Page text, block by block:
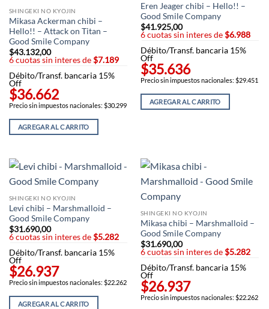
SHINGEKI NO KYOJIN
Mikasa Ackerman chibi –
Hello!! – Attack on Titan –
Good Smile Company
$43.132,00
6 cuotas sin interes de$7.189
Débito/Transf. bancaria 15%
Off
$36.662
Precio sin impuestos nacionales: $30.299
AGREGAR AL CARRITO
Eren Jeager chibi – Hello!! –
Good Smile Company
$41.925,00
6 cuotas sin interes de$6.988
Débito/Transf. bancaria 15%
Off
$35.636
Precio sin impuestos nacionales: $29.451
AGREGAR AL CARRITO
SHINGEKI NO KYOJIN
Levi chibi – Marshmalloid –
Good Smile Company
$31.690,00
6 cuotas sin interes de$5.282
Débito/Transf. bancaria 15%
Off
$26.937
Precio sin impuestos nacionales: $22.262
AGREGAR AL CARRITO
SHINGEKI NO KYOJIN
Mikasa chibi – Marshmalloid –
Good Smile Company
$31.690,00
6 cuotas sin interes de$5.282
Débito/Transf. bancaria 15%
Off
$26.937
Precio sin impuestos nacionales: $22.262